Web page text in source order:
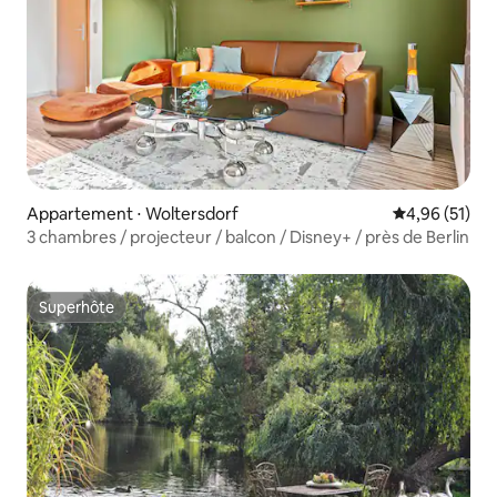
Appartement ⋅ Woltersdorf Évaluation
4,96 (51)
3 chambres / projecteur / balcon / Disney+ / près de Berlin
Superhôte
Superhôte